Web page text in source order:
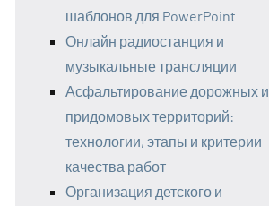
шаблонов для PowerPoint
Онлайн радиостанция и
музыкальные трансляции
Асфальтирование дорожных и
придомовых территорий:
технологии, этапы и критерии
качества работ
Организация детского и